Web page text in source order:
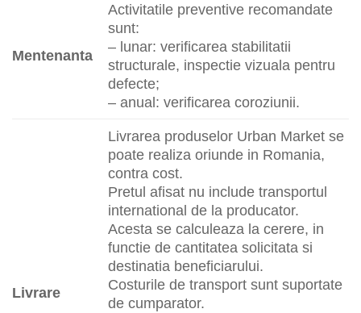
Mentenanta
Activitatile preventive recomandate
sunt:
– lunar: verificarea stabilitatii
structurale, inspectie vizuala pentru
defecte;
– anual: verificarea coroziunii.
Livrare
Livrarea produselor Urban Market se
poate realiza oriunde in Romania,
contra cost.
Pretul afisat nu include transportul
international de la producator.
Acesta se calculeaza la cerere, in
functie de cantitatea solicitata si
destinatia beneficiarului.
Costurile de transport sunt suportate
de cumparator.